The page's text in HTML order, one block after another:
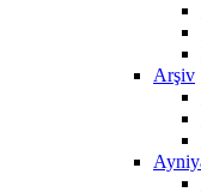
Arşiv